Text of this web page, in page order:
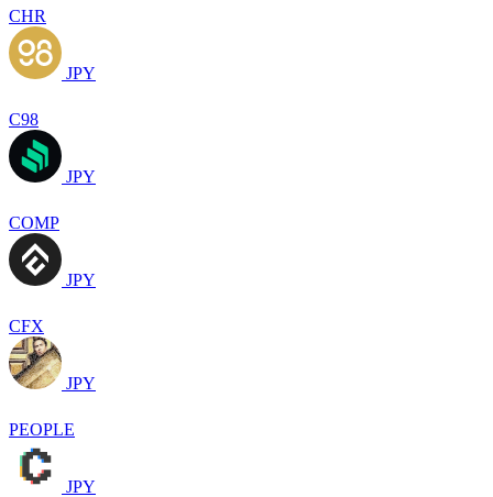
CHR
JPY
C98
JPY
COMP
JPY
CFX
JPY
PEOPLE
JPY